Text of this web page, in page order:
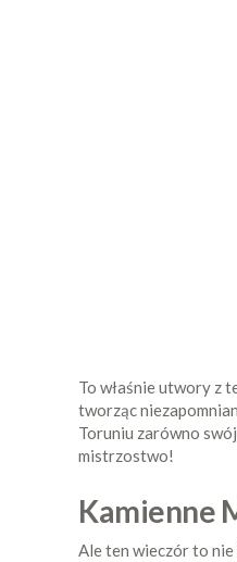
To właśnie utwory z
tworząc
Toruniu zarówno
mistrzostwo!
Kamienne
Ale ten wieczór to nie